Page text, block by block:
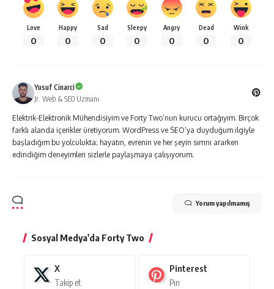
Love
0
Happy
0
Sad
0
Sleepy
0
Angry
0
Dead
0
Wink
0
Yusuf Cinarci
Jr. Web & SEO Uzmanı
Elektrik-Elektronik Mühendisiyim ve Forty Two’nun kurucu ortağıyım. Birçok
farklı alanda içerikler üretiyorum. WordPress ve SEO’ya duyduğum ilgiyle
başladığım bu yolculukta; hayatın, evrenin ve her şeyin sırrını ararken
edindiğim deneyimleri sizlerle paylaşmaya çalışıyorum.
Yorum yapılmamış
Sosyal Medya'da Forty Two
X
Takip et
Pinterest
Pin